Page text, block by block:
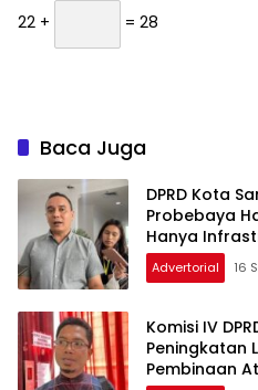
22 +
= 28
Baca Juga
DPRD Kota
Probebaya
Hanya
Advertorial 16
Komisi IV
Peningkatan
Pembinaan